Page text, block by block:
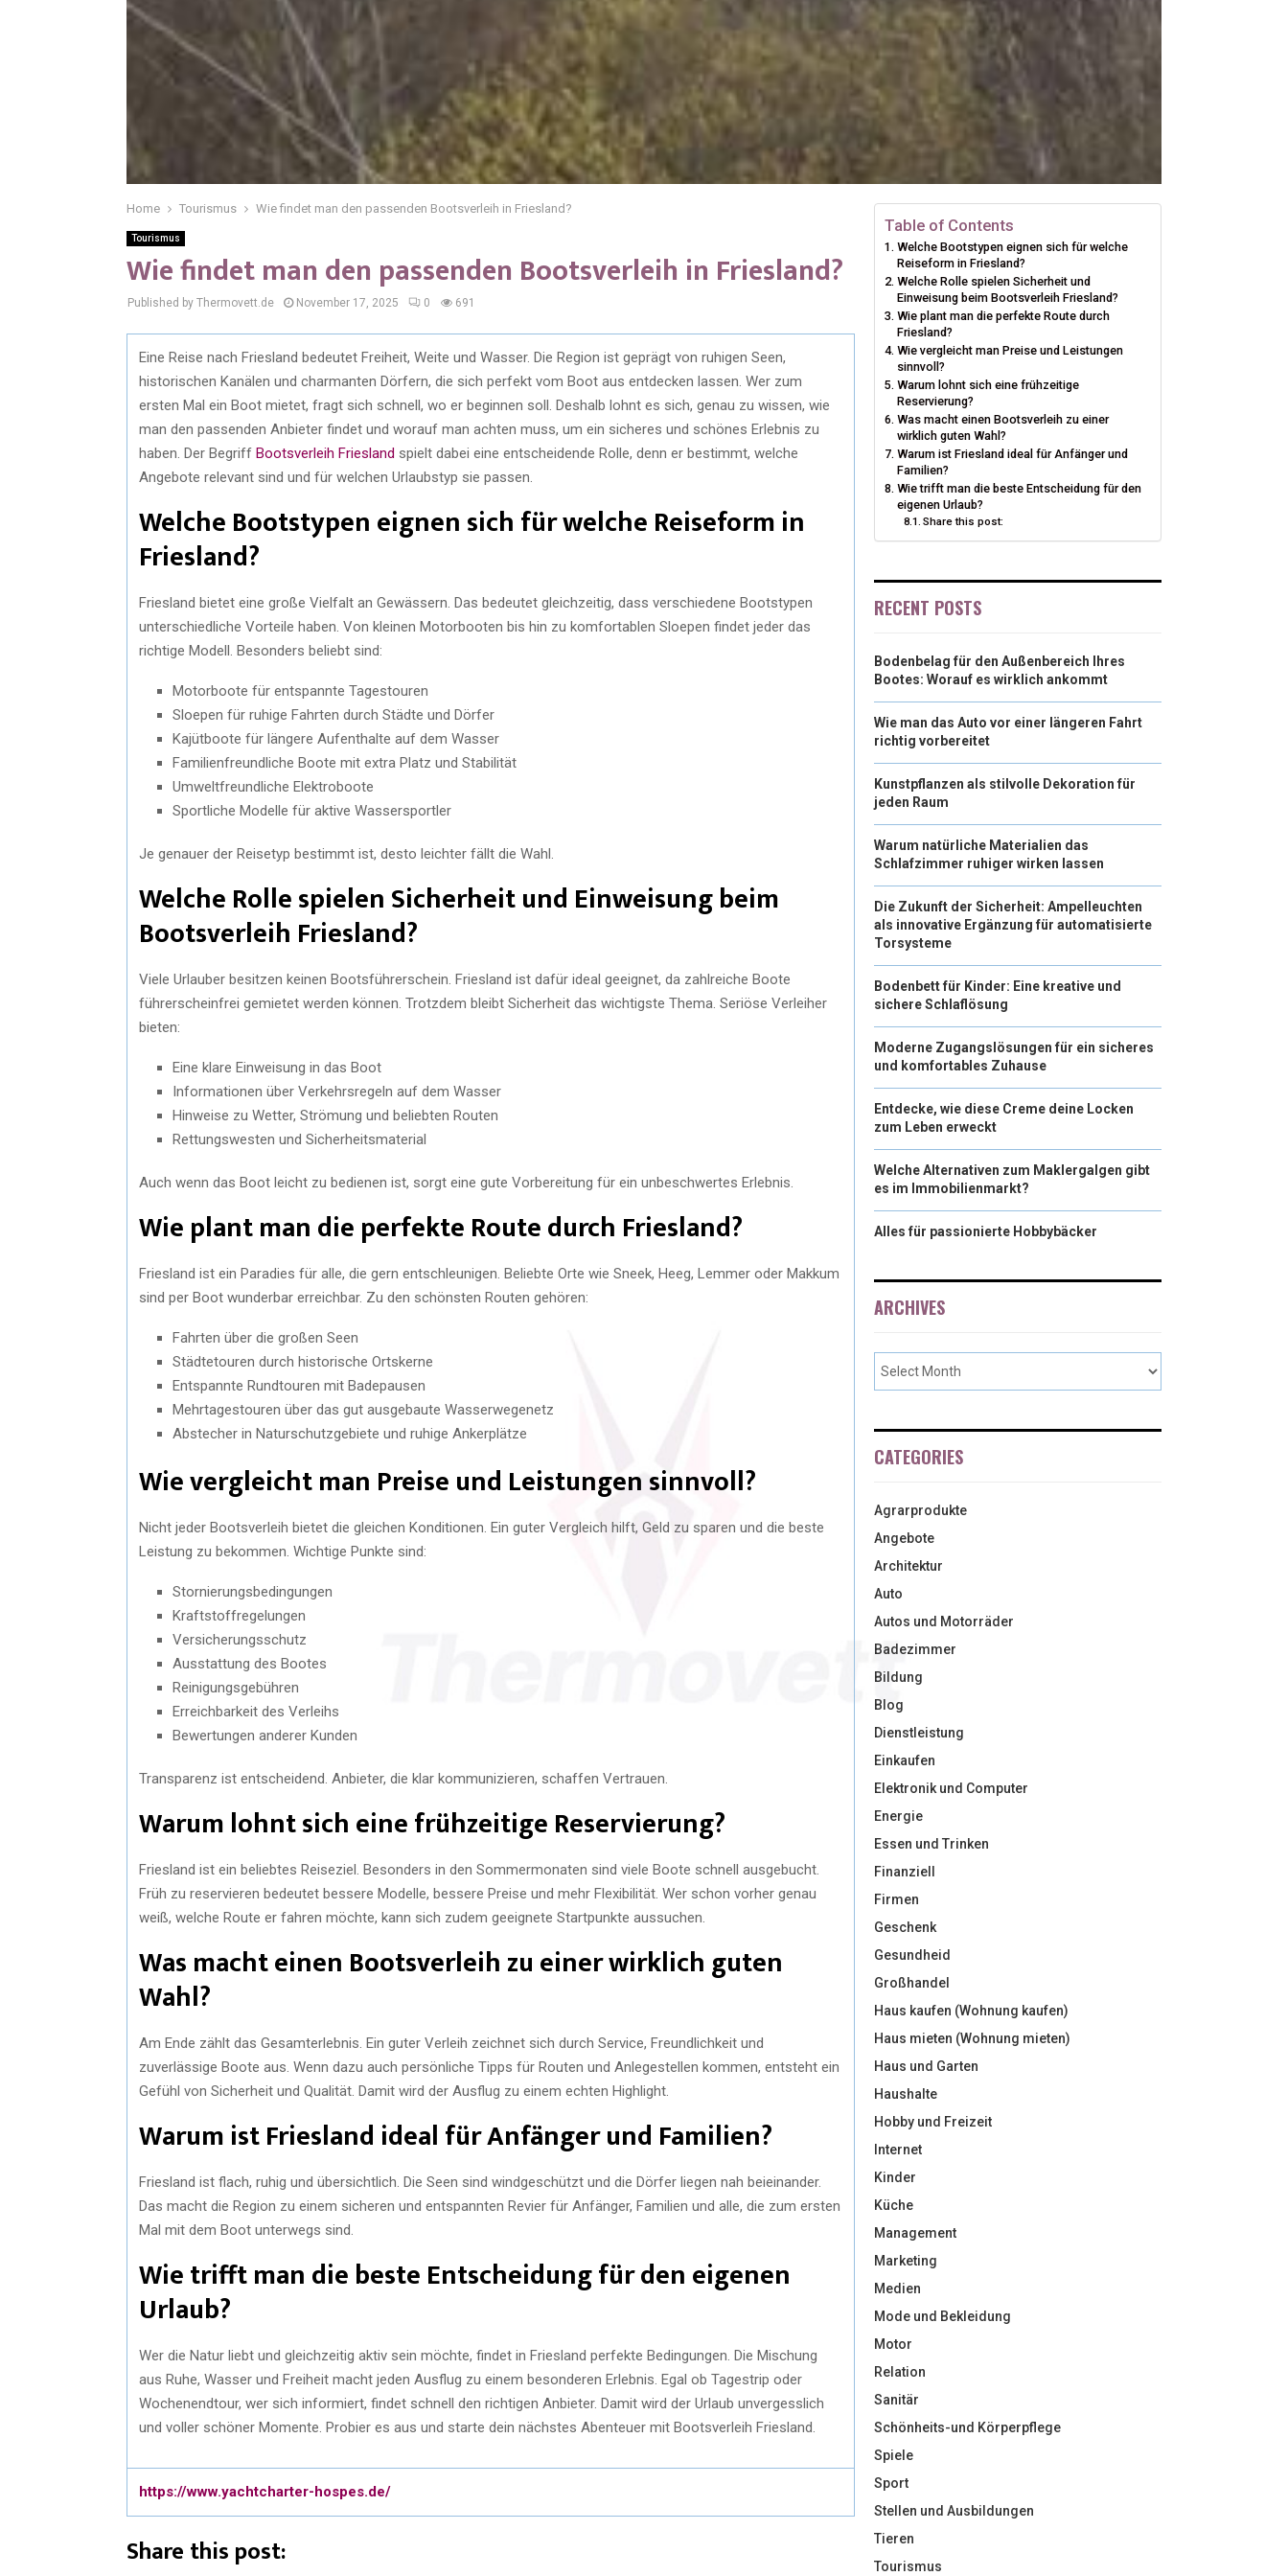
Home Tourismus Wie findet man den passenden Bootsverleih in Friesland?
Tourismus
Wie findet man den passenden Bootsverleih in Friesland?
Published by Thermovett.de November 17, 2025 0 691
Eine Reise nach Friesland bedeutet Freiheit, Weite und Wasser. Die Region ist geprägt von ruhigen Seen,
historischen Kanälen und charmanten Dörfern, die sich perfekt vom Boot aus entdecken lassen. Wer zum
ersten Mal ein Boot mietet, fragt sich schnell, wo er beginnen soll. Deshalb lohnt es sich, genau zu wissen, wie
man den passenden Anbieter findet und worauf man achten muss, um ein sicheres und schönes Erlebnis zu
haben. Der Begriff Bootsverleih Friesland spielt dabei eine entscheidende Rolle, denn er bestimmt, welche
Angebote relevant sind und für welchen Urlaubstyp sie passen.
Welche Bootstypen eignen sich für welche Reiseform in
Friesland?
Friesland bietet eine große Vielfalt an Gewässern. Das bedeutet gleichzeitig, dass verschiedene Bootstypen
unterschiedliche Vorteile haben. Von kleinen Motorbooten bis hin zu komfortablen Sloepen findet jeder das
richtige Modell. Besonders beliebt sind:
Motorboote für entspannte Tagestouren
Sloepen für ruhige Fahrten durch Städte und Dörfer
Kajütboote für längere Aufenthalte auf dem Wasser
Familienfreundliche Boote mit extra Platz und Stabilität
Umweltfreundliche Elektroboote
Sportliche Modelle für aktive Wassersportler
Je genauer der Reisetyp bestimmt ist, desto leichter fällt die Wahl.
Welche Rolle spielen Sicherheit und Einweisung beim
Bootsverleih Friesland?
Viele Urlauber besitzen keinen Bootsführerschein. Friesland ist dafür ideal geeignet, da zahlreiche Boote
führerscheinfrei gemietet werden können. Trotzdem bleibt Sicherheit das wichtigste Thema. Seriöse Verleiher
bieten:
Eine klare Einweisung in das Boot
Informationen über Verkehrsregeln auf dem Wasser
Hinweise zu Wetter, Strömung und beliebten Routen
Rettungswesten und Sicherheitsmaterial
Auch wenn das Boot leicht zu bedienen ist, sorgt eine gute Vorbereitung für ein unbeschwertes Erlebnis.
Wie plant man die perfekte Route durch Friesland?
Friesland ist ein Paradies für alle, die gern entschleunigen. Beliebte Orte wie Sneek, Heeg, Lemmer oder Makkum
sind per Boot wunderbar erreichbar. Zu den schönsten Routen gehören:
Fahrten über die großen Seen
Städtetouren durch historische Ortskerne
Entspannte Rundtouren mit Badepausen
Mehrtagestouren über das gut ausgebaute Wasserwegenetz
Abstecher in Naturschutzgebiete und ruhige Ankerplätze
Wie vergleicht man Preise und Leistungen sinnvoll?
Nicht jeder Bootsverleih bietet die gleichen Konditionen. Ein guter Vergleich hilft, Geld zu sparen und die beste
Leistung zu bekommen. Wichtige Punkte sind:
Stornierungsbedingungen
Kraftstoffregelungen
Versicherungsschutz
Ausstattung des Bootes
Reinigungsgebühren
Erreichbarkeit des Verleihs
Bewertungen anderer Kunden
Transparenz ist entscheidend. Anbieter, die klar kommunizieren, schaffen Vertrauen.
Warum lohnt sich eine frühzeitige Reservierung?
Friesland ist ein beliebtes Reiseziel. Besonders in den Sommermonaten sind viele Boote schnell ausgebucht.
Früh zu reservieren bedeutet bessere Modelle, bessere Preise und mehr Flexibilität. Wer schon vorher genau
weiß, welche Route er fahren möchte, kann sich zudem geeignete Startpunkte aussuchen.
Was macht einen Bootsverleih zu einer wirklich guten
Wahl?
Am Ende zählt das Gesamterlebnis. Ein guter Verleih zeichnet sich durch Service, Freundlichkeit und
zuverlässige Boote aus. Wenn dazu auch persönliche Tipps für Routen und Anlegestellen kommen, entsteht ein
Gefühl von Sicherheit und Qualität. Damit wird der Ausflug zu einem echten Highlight.
Warum ist Friesland ideal für Anfänger und Familien?
Friesland ist flach, ruhig und übersichtlich. Die Seen sind windgeschützt und die Dörfer liegen nah beieinander.
Das macht die Region zu einem sicheren und entspannten Revier für Anfänger, Familien und alle, die zum ersten
Mal mit dem Boot unterwegs sind.
Wie trifft man die beste Entscheidung für den eigenen
Urlaub?
Wer die Natur liebt und gleichzeitig aktiv sein möchte, findet in Friesland perfekte Bedingungen. Die Mischung
aus Ruhe, Wasser und Freiheit macht jeden Ausflug zu einem besonderen Erlebnis. Egal ob Tagestrip oder
Wochenendtour, wer sich informiert, findet schnell den richtigen Anbieter. Damit wird der Urlaub unvergesslich
und voller schöner Momente. Probier es aus und starte dein nächstes Abenteuer mit Bootsverleih Friesland.
https://www.yachtcharter-hospes.de/
Share this post:
Table of Contents
Welche Bootstypen eignen sich für welche
Reiseform in Friesland?
Welche Rolle spielen Sicherheit und
Einweisung beim Bootsverleih Friesland?
Wie plant man die perfekte Route durch
Friesland?
Wie vergleicht man Preise und Leistungen
sinnvoll?
Warum lohnt sich eine frühzeitige
Reservierung?
Was macht einen Bootsverleih zu einer
wirklich guten Wahl?
Warum ist Friesland ideal für Anfänger und
Familien?
Wie trifft man die beste Entscheidung für den
eigenen Urlaub?
Share this post:
RECENT POSTS
Bodenbelag für den Außenbereich Ihres
Bootes: Worauf es wirklich ankommt
Wie man das Auto vor einer längeren Fahrt
richtig vorbereitet
Kunstpflanzen als stilvolle Dekoration für
jeden Raum
Warum natürliche Materialien das
Schlafzimmer ruhiger wirken lassen
Die Zukunft der Sicherheit: Ampelleuchten
als innovative Ergänzung für automatisierte
Torsysteme
Bodenbett für Kinder: Eine kreative und
sichere Schlaflösung
Moderne Zugangslösungen für ein sicheres
und komfortables Zuhause
Entdecke, wie diese Creme deine Locken
zum Leben erweckt
Welche Alternativen zum Maklergalgen gibt
es im Immobilienmarkt?
Alles für passionierte Hobbybäcker
ARCHIVES
CATEGORIES
Agrarprodukte
Angebote
Architektur
Auto
Autos und Motorräder
Badezimmer
Bildung
Blog
Dienstleistung
Einkaufen
Elektronik und Computer
Energie
Essen und Trinken
Finanziell
Firmen
Geschenk
Gesundheid
Großhandel
Haus kaufen (Wohnung kaufen)
Haus mieten (Wohnung mieten)
Haus und Garten
Haushalte
Hobby und Freizeit
Internet
Kinder
Küche
Management
Marketing
Medien
Mode und Bekleidung
Motor
Relation
Sanitär
Schönheits-und Körperpflege
Spiele
Sport
Stellen und Ausbildungen
Tieren
Tourismus